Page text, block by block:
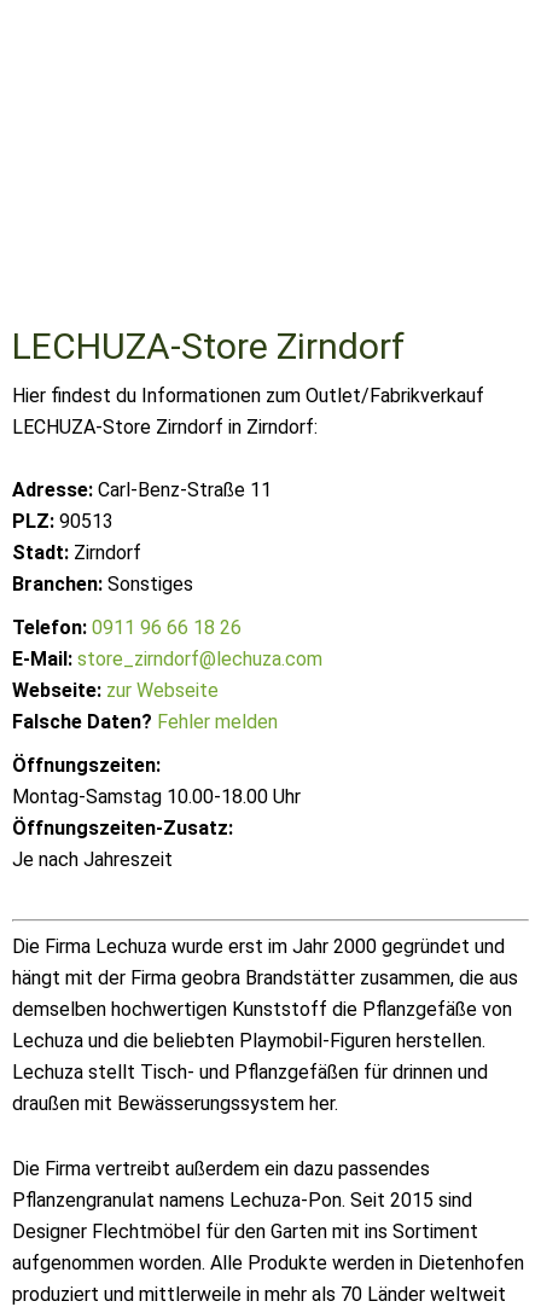
LECHUZA-Store Zirndorf
Hier findest du Informationen zum Outlet/Fabrikverkauf
LECHUZA-Store Zirndorf in Zirndorf:
Adresse: Carl-Benz-Straße 11
PLZ: 90513
Stadt: Zirndorf
Branchen: Sonstiges
Telefon: 0911 96 66 18 26
E-Mail: store_zirndorf@lechuza.com
Webseite: zur Webseite
Falsche Daten? Fehler melden
Öffnungszeiten:
Montag-Samstag 10.00-18.00 Uhr
Öffnungszeiten-Zusatz:
Je nach Jahreszeit
Die Firma Lechuza wurde erst im Jahr 2000 gegründet und
hängt mit der Firma geobra Brandstätter zusammen, die aus
demselben hochwertigen Kunststoff die Pflanzgefäße von
Lechuza und die beliebten Playmobil-Figuren herstellen.
Lechuza stellt Tisch- und Pflanzgefäßen für drinnen und
draußen mit Bewässerungssystem her.
Die Firma vertreibt außerdem ein dazu passendes
Pflanzengranulat namens Lechuza-Pon. Seit 2015 sind
Designer Flechtmöbel für den Garten mit ins Sortiment
aufgenommen worden. Alle Produkte werden in Dietenhofen
produziert und mittlerweile in mehr als 70 Länder weltweit